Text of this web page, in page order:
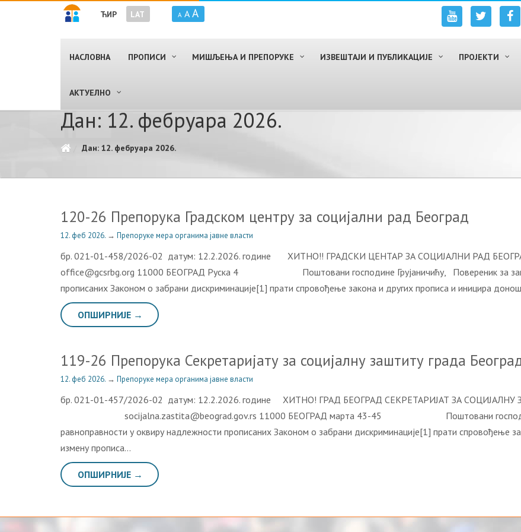
ЋИР LAT A A A
НАСЛОВНА ПРОПИСИ МИШЉЕЊА И ПРЕПОРУКЕ ИЗВЕШТАЈИ И ПУБЛИКАЦИЈЕ ПРОЈЕКТИ
AКТУЕЛНО
Дан: 12. фебруара 2026.
Дан: 12. фебруара 2026.
120-26 Препорука Градском центру за социјални рад Београд
12. феб 2026. → Препоруке мера органима јавне власти
бр. 021-01-458/2026-02 датум: 12.2.2026. године ХИТНО!! ГРАДСКИ ЦЕНТАР ЗА СОЦИЈАЛНИ РАД БЕОГРАД
office@gcsrbg.org 11000 БЕОГРАД Руска 4 Поштовани господине Грујаничићу, Повереник за
прописаних Законом о забрани дискриминације[1] прати спровођење закона и других прописа и иницира
ОПШИРНИЈЕ →
119-26 Препорука Секретаријату за социјалну заштиту града
12. феб 2026. → Препоруке мера органима јавне власти
бр. 021-01-457/2026-02 датум: 12.2.2026. године ХИТНО! ГРАД БЕОГРАД СЕКРЕТАРИЈАТ ЗА
socijalna.zastita@beograd.gov.rs 11000 БЕОГРАД марта 43-45 Поштовани господине
равноправности у оквиру надлежности прописаних Законом о забрани дискриминације[1] прати спровођење
измену прописа…
ОПШИРНИЈЕ →